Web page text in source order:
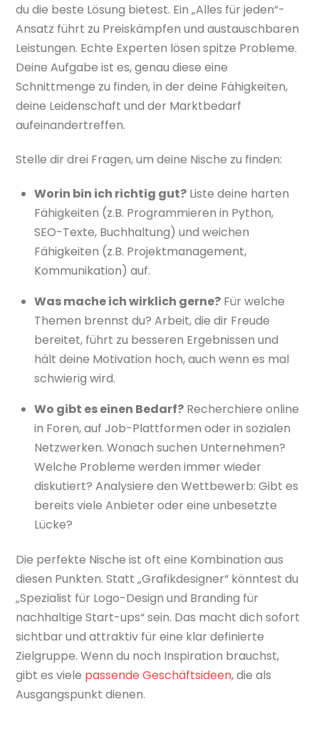
du die beste Lösung bietest. Ein „Alles für jeden“-
Ansatz führt zu Preiskämpfen und austauschbaren
Leistungen. Echte Experten lösen spitze Probleme.
Deine Aufgabe ist es, genau diese eine
Schnittmenge zu finden, in der deine Fähigkeiten,
deine Leidenschaft und der Marktbedarf
aufeinandertreffen.
Stelle dir drei Fragen, um deine Nische zu finden:
Worin bin ich richtig gut? Liste deine harten
Fähigkeiten (z.B. Programmieren in Python,
SEO-Texte, Buchhaltung) und weichen
Fähigkeiten (z.B. Projektmanagement,
Kommunikation) auf.
Was mache ich wirklich gerne? Für welche
Themen brennst du? Arbeit, die dir Freude
bereitet, führt zu besseren Ergebnissen und
hält deine Motivation hoch, auch wenn es mal
schwierig wird.
Wo gibt es einen Bedarf? Recherchiere online
in Foren, auf Job-Plattformen oder in sozialen
Netzwerken. Wonach suchen Unternehmen?
Welche Probleme werden immer wieder
diskutiert? Analysiere den Wettbewerb: Gibt es
bereits viele Anbieter oder eine unbesetzte
Lücke?
Die perfekte Nische ist oft eine Kombination aus
diesen Punkten. Statt „Grafikdesigner“ könntest du
„Spezialist für Logo-Design und Branding für
nachhaltige Start-ups“ sein. Das macht dich sofort
sichtbar und attraktiv für eine klar definierte
Zielgruppe. Wenn du noch Inspiration brauchst,
gibt es viele passende Geschäftsideen, die als
Ausgangspunkt dienen.